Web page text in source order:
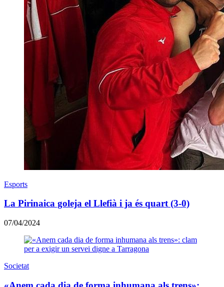
Esports
La Pirinaica goleja el Llefià i ja és quart (3-0)
07/04/2024
Societat